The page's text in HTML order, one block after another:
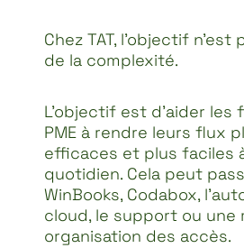
Chez TAT, l’objectif n’est
de la complexité.
L’objectif est d’aider
PME à rendre leurs flux
efficaces et plus faciles
quotidien. Cela peut
WinBooks, Codabox,
cloud, le support ou une
organisation des accès.